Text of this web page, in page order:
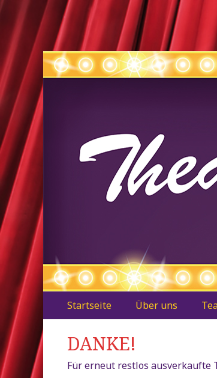
Theater-
Zweites
Menü
Inhalt:
Startseite Über uns
DANKE!
Für erneut restlos ausverkaufte